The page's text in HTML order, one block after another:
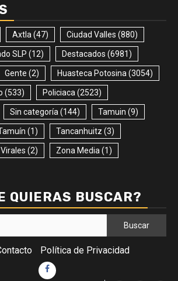
Axtla (47) Ciudad Valles (880)
SLP (12) Destacados (6981)
Gente (2) Huasteca Potosina (3054)
(533) Policiaca (2523)
Sin categoría (144) Tamuin (9)
(1) Tancanhuitz (3)
Virales (2) Zona Media (1)
QUIERAS BUSCAR?
Política de Privacidad
Facebook